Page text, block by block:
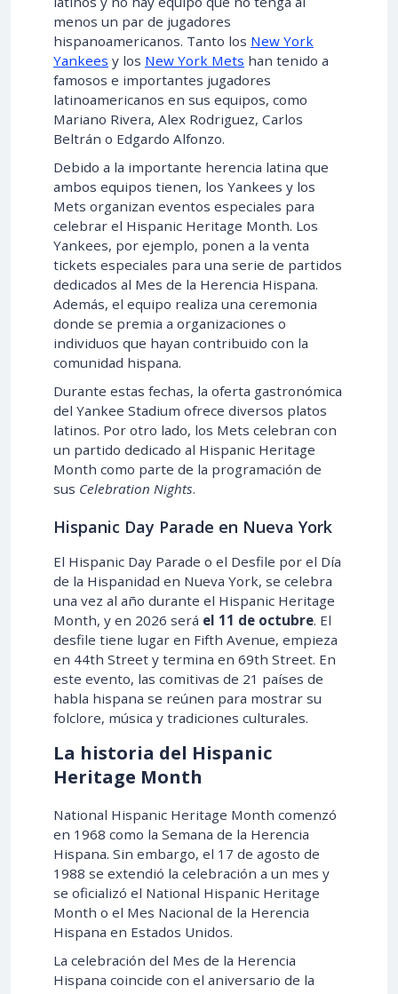
menos un par de jugadores
hispanoamericanos. Tanto los New York
Yankees y los New York Mets han tenido a
famosos e importantes jugadores
latinoamericanos en sus equipos, como
Mariano Rivera, Alex Rodriguez, Carlos
Beltrán o Edgardo Alfonzo.
Debido a la importante herencia latina que
ambos equipos tienen, los Yankees y los
Mets organizan eventos especiales para
celebrar el Hispanic Heritage Month. Los
Yankees, por ejemplo, ponen a la venta
tickets especiales para una serie de partidos
dedicados al Mes de la Herencia Hispana.
Además, el equipo realiza una ceremonia
donde se premia a organizaciones o
individuos que hayan contribuido con la
comunidad hispana.
Durante estas fechas, la oferta gastronómica
del Yankee Stadium ofrece diversos platos
latinos. Por otro lado, los Mets celebran con
un partido dedicado al Hispanic Heritage
Month como parte de la programación de
sus Celebration Nights.
Hispanic Day Parade en Nueva York
El Hispanic Day Parade o el Desfile por el Día
de la Hispanidad en Nueva York, se celebra
una vez al año durante el Hispanic Heritage
Month, y en 2026 será el 11 de octubre. El
desfile tiene lugar en Fifth Avenue, empieza
en 44th Street y termina en 69th Street. En
este evento, las comitivas de 21 países de
habla hispana se reúnen para mostrar su
folclore, música y tradiciones culturales.
La historia del Hispanic
Heritage Month
National Hispanic Heritage Month comenzó
en 1968 como la Semana de la Herencia
Hispana. Sin embargo, el 17 de agosto de
1988 se extendió la celebración a un mes y
se oficializó el National Hispanic Heritage
Month o el Mes Nacional de la Herencia
Hispana en Estados Unidos.
La celebración del Mes de la Herencia
Hispana coincide con el aniversario de la